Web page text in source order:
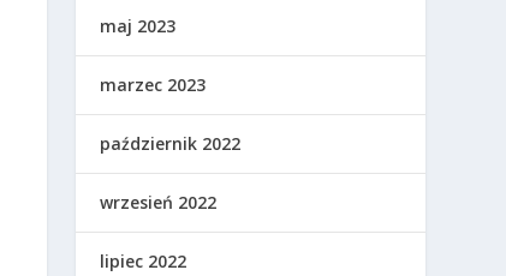
maj 2023
marzec 2023
październik 2022
wrzesień 2022
lipiec 2022